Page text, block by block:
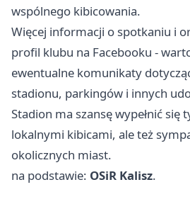
wspólnego kibicowania.
Więcej informacji o spotkaniu i
profil klubu na Facebooku -
ewentualne komunikaty
stadionu, parkingów i innych
Stadion ma szansę wypełnić się
lokalnymi kibicami, ale też
okolicznych miast.
na podstawie: OSiR Kalisz.